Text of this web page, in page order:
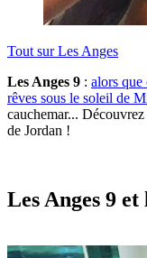
Tout surLes Anges
Les Anges 9 : alors
rêves sous le soleil de
cauchemar...
de Jordan !
Les Anges 9